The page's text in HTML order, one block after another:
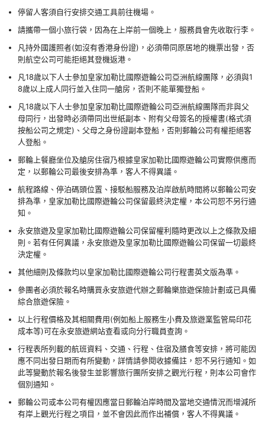
停留人客須自行安排交通工具前往機場。
請攜帶一個小旅行袋，因為在上岸前一個晚上，服務員會先收取行李。
凡持外國護照者(如沒有香港身份證)，必須帶同原居地的機票出發，否
則航空公司可能拒絕其登機返港。
凡18歲以下人士參加皇家加勒比國際遊輪公司亞洲航線團隊，必須與1
8歲以上成人同行並入住同一艙房，否則不能單獨登船。
凡18歲以下人士參加皇家加勒比國際遊輪公司亞洲航線團隊而非與父
母同行，出發時必須帶同出世紙副本、附有父母簽名的授權書(格式須
按船公司之規定)、父母之身份證副本登船，否則郵輪公司有權拒絕客
人登船。
郵輪上餐廳坐位及艙房住宿乃根據皇家加勒比國際遊輪公司實際供應而
定，以郵輪公司最後安排為準，客人不得異議。
航程路線、停泊碼頭位置、接駁船服務及泊岸啟航時間將以郵輪公司安
排為準，皇家加勒比國際遊輪公司保留最終決定權，本公司恕不另行通
知。
永安旅遊及皇家加勒比國際遊輪公司保留權利隨時更改以上之條款及細
則。若有任何異議，永安旅遊及皇家加勒比國際遊輪公司保留一切最終
決定權。
其他細則及條款均以皇家加勒比國際遊輪公司行程書英文版為準。
參團者必須於報名時購買永安旅遊代辦之郵輪樂旅遊保險計劃或已具備
綜合旅遊保險。
以上行程價格及其相關費用(例如船上服務生小費及旅遊業監管局印花
成本等)可在永安旅遊網站查看或向分行職員查詢。
行程表所列載的航班資料、交通、行程、住宿及膳食等安排，將可能因
應不同出發日期而有所變動，詳情請參閱收據備註，恕不另行通知。如
此等變動於報名後發生並影響旅行團所安排之觀光行程，則本公司會作
個別通知。
郵輪公司或本公司有權因應當日郵輪泊岸時間及當地交通情況而增減所
有岸上觀光行程之項目，並不會因此而作出補償，客人不得異議。